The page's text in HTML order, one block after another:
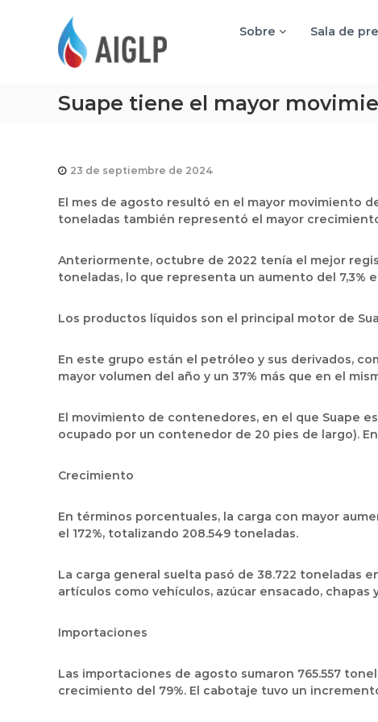
Sobre Sala de
Suape tiene el mayor
23 de septiembre de 2024
El mes de agosto resultó en el mayor movimiento
toneladas también representó el mayor
Anteriormente, octubre de 2022 tenía el mejor
toneladas, lo que representa un aumento del 7,3%
Los productos líquidos son el principal motor de
En este grupo están el petróleo y sus derivados,
mayor volumen del año y un 37% más que en el
El movimiento de contenedores, en el que Suape
ocupado por un contenedor de 20 pies de largo).
Crecimiento
En términos porcentuales, la carga con mayor
el 172%, totalizando 208.549 toneladas.
La carga general suelta pasó de 38.722 toneladas
artículos como vehículos, azúcar ensacado,
Importaciones
Las importaciones de agosto sumaron 765.557
crecimiento del 79%. El cabotaje tuvo un